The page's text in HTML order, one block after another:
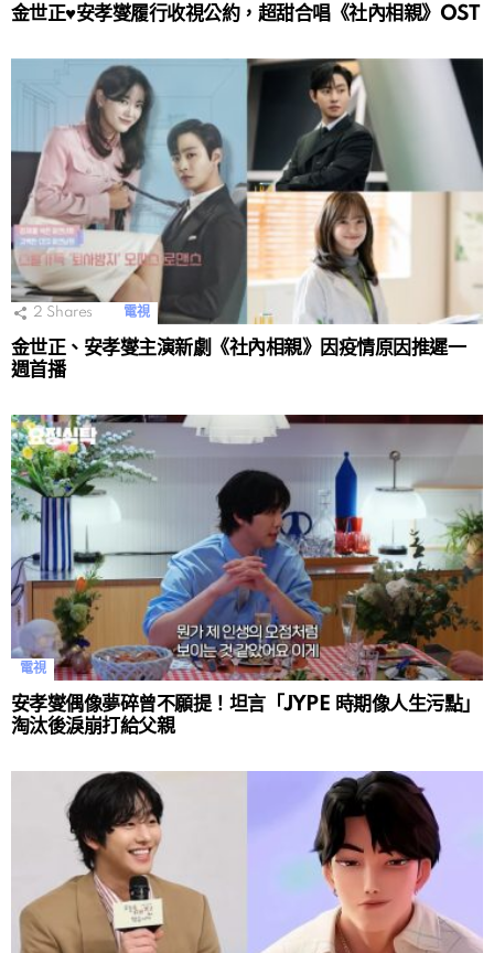
金世正♥安孝燮履行收視公約，超甜合唱《社內相親》OST
2 Shares 電視
金世正、安孝燮主演新劇《社內相親》因疫情原因推遲一
週首播
電視
安孝燮偶像夢碎曾不願提！坦言「JYPE 時期像人生污點」
淘汰後淚崩打給父親